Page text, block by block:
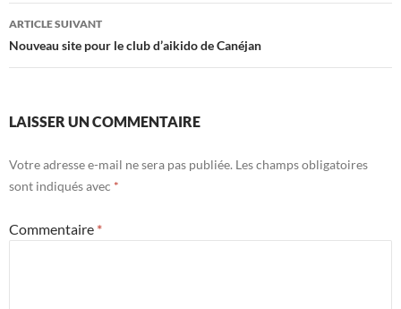
articles
ARTICLE SUIVANT
Nouveau site pour le club d’aikido de Canéjan
LAISSER UN COMMENTAIRE
Votre adresse e-mail ne sera pas publiée. Les champs obligatoires
sont indiqués avec *
Commentaire *